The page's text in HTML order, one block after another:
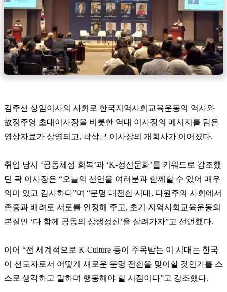
김주선 상임이사의 사회로 한국지역사회교육운동의 역사와
故정주영 초대이사장을 비롯한 역대 이사장의 메시지를 담은
영상자료가 상영되고, 곽삼근 이사장의 개회사가 이어졌다.
취임 당시 ‘공동체성 회복’과 ‘K-정신문화’를 키워드로 강조했
던 곽 이사장은 “오늘의 선언을 여러분과 함께할 수 있어 매우
의미 있고 감사하다”며 “문명 대전환 시대, 다원주의 사회에서
존중과 배려로 서로를 인정해 주고, 초기 지역사회교육운동의
본질인 ‘다 함께 공동의 상생정신’을 살려가자”고 선언했다.
이어 “전 세계적으로 K-Culture 등이 주목받는 이 시대는 한국
이 선도자로서 어떻게 새로운 문명 전환을 맞이할 것인가를 스
스로 생각하고 말하며 행동해야 할 시점이다”고 강조했다.